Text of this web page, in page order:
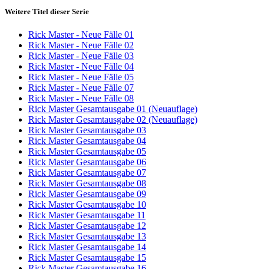
Weitere Titel dieser Serie
Rick Master - Neue Fälle 01
Rick Master - Neue Fälle 02
Rick Master - Neue Fälle 03
Rick Master - Neue Fälle 04
Rick Master - Neue Fälle 05
Rick Master - Neue Fälle 07
Rick Master - Neue Fälle 08
Rick Master Gesamtausgabe 01 (Neuauflage)
Rick Master Gesamtausgabe 02 (Neuauflage)
Rick Master Gesamtausgabe 03
Rick Master Gesamtausgabe 04
Rick Master Gesamtausgabe 05
Rick Master Gesamtausgabe 06
Rick Master Gesamtausgabe 07
Rick Master Gesamtausgabe 08
Rick Master Gesamtausgabe 09
Rick Master Gesamtausgabe 10
Rick Master Gesamtausgabe 11
Rick Master Gesamtausgabe 12
Rick Master Gesamtausgabe 13
Rick Master Gesamtausgabe 14
Rick Master Gesamtausgabe 15